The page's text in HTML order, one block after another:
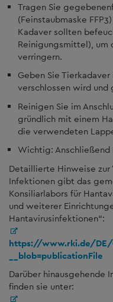
Tragen Sie
(Feinstaubmaske
Kadaver sollten
Reinigungsmittel), um
verringern.
Geben Sie
verschlossen wird und
Reinigen Sie im
gründlich mit einem
die verwendeten
Wichtig: Anschließend
Detaillierte Hinweise zur
Infektionen gibt das
Konsiliarlabors für
und weiterer
Hantavirusinfektionen“:
https://www.rki.de/
__blob=publicationFile
Darüber hinausgehende
finden sie unter: